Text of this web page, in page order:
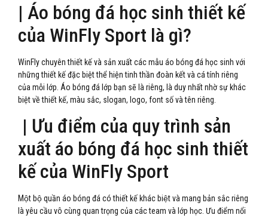
| Áo bóng đá học sinh thiết kế
của WinFly Sport là gì?
WinFly chuyên thiết kế và sản xuất các mẫu áo bóng đá học sinh với
những thiết kế đặc biệt thể hiện tinh thần đoàn kết và cá tính riêng
của mỗi lớp. Áo bóng đá lớp bạn sẽ là riêng, là duy nhất nhờ sự khác
biệt về thiết kế, màu sắc, slogan, logo, font số và tên riêng.
| Ưu điểm của quy trình sản
xuất áo bóng đá học sinh thiết
kế của WinFly Sport
Một bộ quần áo bóng đá có thiết kế khác biệt và mang bản sắc riêng
là yêu cầu vô cùng quan trọng của các team và lớp học. Ưu điểm nổi